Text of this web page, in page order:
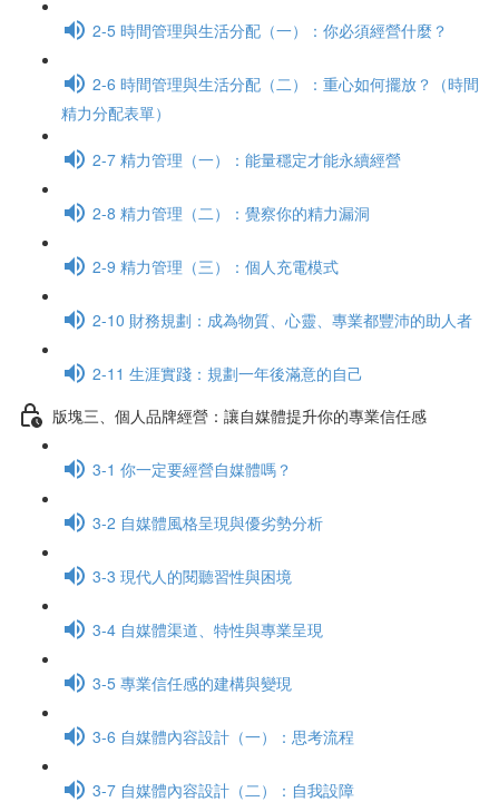
2-5 時間管理與生活分配（一）：你必須經營什麼？
2-6 時間管理與生活分配（二）：重心如何擺放？（時間
精力分配表單）
2-7 精力管理（一）：能量穩定才能永續經營
2-8 精力管理（二）：覺察你的精力漏洞
2-9 精力管理（三）：個人充電模式
2-10 財務規劃：成為物質、心靈、專業都豐沛的助人者
2-11 生涯實踐：規劃一年後滿意的自己
版塊三、個人品牌經營：讓自媒體提升你的專業信任感
3-1 你一定要經營自媒體嗎？
3-2 自媒體風格呈現與優劣勢分析
3-3 現代人的閱聽習性與困境
3-4 自媒體渠道、特性與專業呈現
3-5 專業信任感的建構與變現
3-6 自媒體內容設計（一）：思考流程
3-7 自媒體內容設計（二）：自我設障